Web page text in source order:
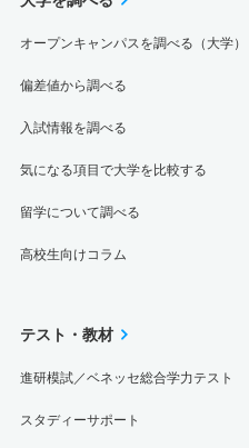
オープンキャンパスを調べる（大学）
偏差値から調べる
入試情報を調べる
気になる項目で大学を比較する
留学について調べる
高校生向けコラム
テスト・教材
進研模試／ベネッセ総合学力テスト
スタディーサポート